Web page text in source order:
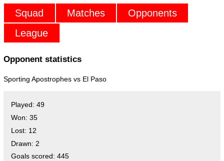
Squad Matches
Opponents
League
Opponent statistics
Sporting Apostrophes vs El Paso
Played: 49
Won: 35
Lost: 12
Drawn: 2
Goals scored: 445